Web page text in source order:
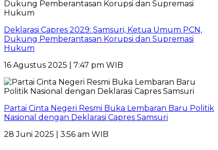
Deklarasi Capres 2029: Samsuri, Ketua Umum PCN,
Dukung Pemberantasan Korupsi dan Supremasi
Hukum
16 Agustus 2025 | 7:47 pm WIB
Partai Cinta Negeri Resmi Buka Lembaran Baru Politik
Nasional dengan Deklarasi Capres Samsuri
28 Juni 2025 | 3:56 am WIB